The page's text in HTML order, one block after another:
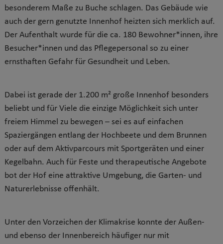
besonderem Maße zu Buche schlagen. Das Gebäude wie
auch der gern genutzte Innenhof heizten sich merklich auf.
Der Aufenthalt wurde für die ca. 180 Bewohner*innen, ihre
Besucher*innen und das Pflegepersonal so zu einer
ernsthaften Gefahr für Gesundheit und Leben.
Dabei ist gerade der 1.200 m² große Innenhof besonders
beliebt und für Viele die einzige Möglichkeit sich unter
freiem Himmel zu bewegen – sei es auf einfachen
Spaziergängen entlang der Hochbeete und dem Brunnen
oder auf dem Aktivparcours mit Sportgeräten und einer
Kegelbahn. Auch für Feste und therapeutische Angebote
bot der Hof eine attraktive Umgebung, die Garten- und
Naturerlebnisse offenhält.
Unter den Vorzeichen der Klimakrise konnte der Außen-
und ebenso der Innenbereich häufiger nur mit